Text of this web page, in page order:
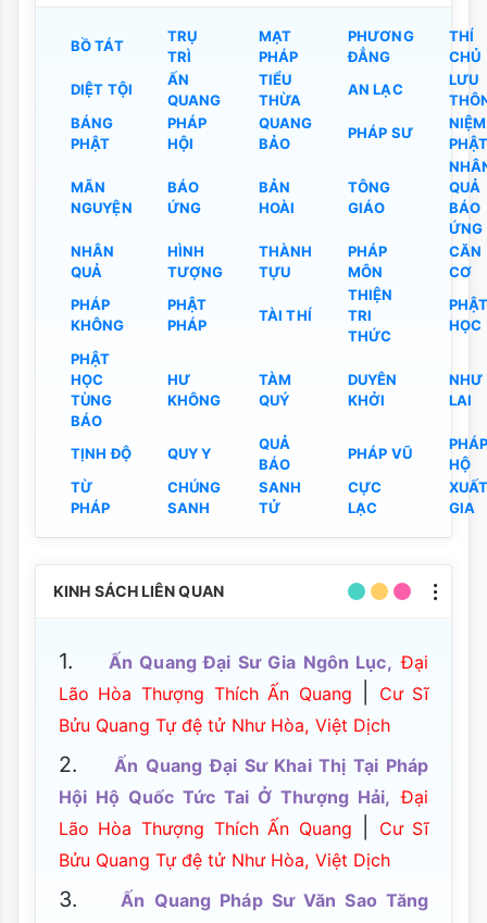
BỒ TÁT
TRỤ
TRÌ
MẠT
PHÁP
PHƯƠNG
ĐẲNG
THÍ
CHỦ
DIỆT TỘI
ẤN
QUANG
TIỂU
THỪA
AN LẠC
LƯU
BÁNG
PHẬT
PHÁP
HỘI
QUANG
BẢO
PHÁP SƯ
NIỆM
MÃN
NGUYỆN
BÁO
ỨNG
BẢN
HOÀI
TÔNG
GIÁO
QUẢ
BÁO
ỨNG
NHÂN
QUẢ
HÌNH
TƯỢNG
THÀNH
TỰU
PHÁP
MÔN
CĂN
CƠ
PHÁP
KHÔNG
PHẬT
PHÁP
TÀI THÍ
THIỆN
TRI
THỨC
HỌC
PHẬT
HỌC
TÙNG
BÁO
HƯ
KHÔNG
TÀM
QUÝ
DUYÊN
KHỞI
NHƯ
LAI
TỊNH ĐỘ QUY Y
QUẢ
BÁO
PHÁP VŨ
HỘ
TỪ
PHÁP
CHÚNG
SANH
SANH
TỬ
CỰC
LẠC
GIA
KINH SÁCH LIÊN QUAN
1. Ấn Quang Đại Sư Gia Ngôn Lục, Đại
Lão Hòa Thượng Thích Ấn Quang
Cư Sĩ
Bửu Quang Tự đệ tử Như Hòa, Việt Dịch
2.Ấn Quang Đại Sư Khai Thị Tại Pháp
Hội Hộ Quốc Tức Tai Ở Thượng Hải, Đại
Lão Hòa Thượng Thích Ấn Quang
Cư Sĩ
Bửu Quang Tự đệ tử Như Hòa, Việt Dịch
3.Ấn Quang Pháp Sư Văn Sao Tăng